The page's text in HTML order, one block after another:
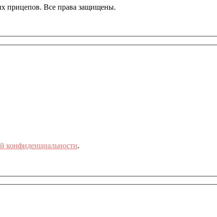
прицепов. Все права защищены.
конфиденциальности.